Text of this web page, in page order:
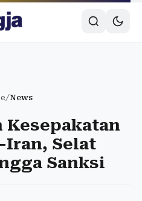
/News
Iran, Selat
Sanksi